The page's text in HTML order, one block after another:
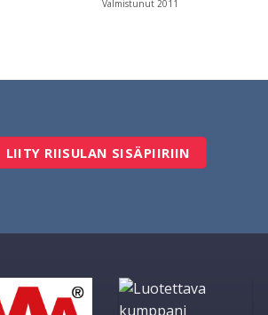
Valmistunut 2011